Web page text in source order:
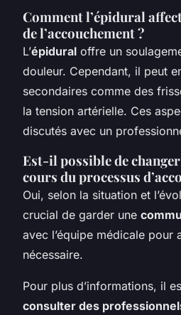
Comment l’épidural
de l’accouchement ?
L’épidural offre un
douleur. Cependant, il peut
secondaires comme des
la tension artérielle. Ces
discutés avec un
Est-il possible de
cours du processus
Oui, selon la situation et
crucial de garder une
avec l’équipe médicale pour
nécessaire.
Pour plus d’informations, il
consulter des